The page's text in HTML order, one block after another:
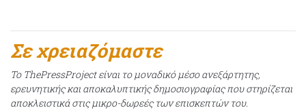
Σε χρειαζόμαστε
Το ThePressProject είναι το μοναδικό μέσο ανεξάρτητης,
ερευνητικής και αποκαλυπτικής δημοσιογραφίας που στηρίζεται
αποκλειστικά στις μικρο-δωρεές των επισκεπτών του.